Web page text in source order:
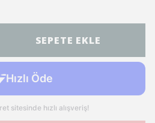
SEPETE EKLE